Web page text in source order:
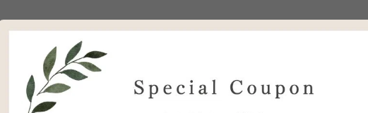
は「二重の壁」
など他の金属に比べて低いため、熱が伝わりにくいため保冷・保温性に優れて